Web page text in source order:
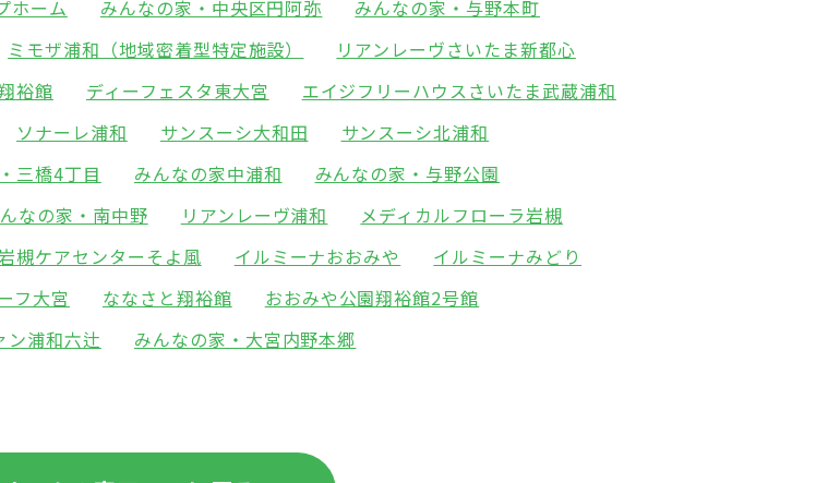
ホーム みんなの家・中央区円阿弥
みんなの家・与野本町
ミモザ浦和（地域密着型特定施設）
リアンレーヴさいたま新都心
裕館 ディーフェスタ東大宮
エイジフリーハウスさいたま武蔵浦和
ソナーレ浦和 サンスーシ大和田
サンスーシ北浦和
三橋4丁目 みんなの家中浦和
みんなの家・与野公園
なの家・南中野 リアンレーヴ浦和
メディカルフローラ岩槻
槻ケアセンターそよ風 イルミーナおおみや
イルミーナみどり
フ大宮 ななさと翔裕館
おおみや公園翔裕館2号館
ン浦和六辻 みんなの家・大宮内野本郷